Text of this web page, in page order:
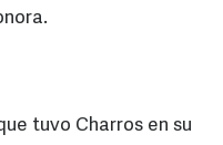
tuvo Charros en su